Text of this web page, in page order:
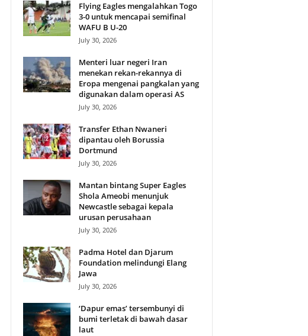
Flying Eagles mengalahkan Togo
3-0 untuk mencapai semifinal
WAFU B U-20
July 30, 2026
Menteri luar negeri Iran
menekan rekan-rekannya di
Eropa mengenai pangkalan yang
digunakan dalam operasi AS
July 30, 2026
Transfer Ethan Nwaneri
dipantau oleh Borussia
Dortmund
July 30, 2026
Mantan bintang Super Eagles
Shola Ameobi menunjuk
Newcastle sebagai kepala
urusan perusahaan
July 30, 2026
Padma Hotel dan Djarum
Foundation melindungi Elang
Jawa
July 30, 2026
‘Dapur emas’ tersembunyi di
bumi terletak di bawah dasar
laut